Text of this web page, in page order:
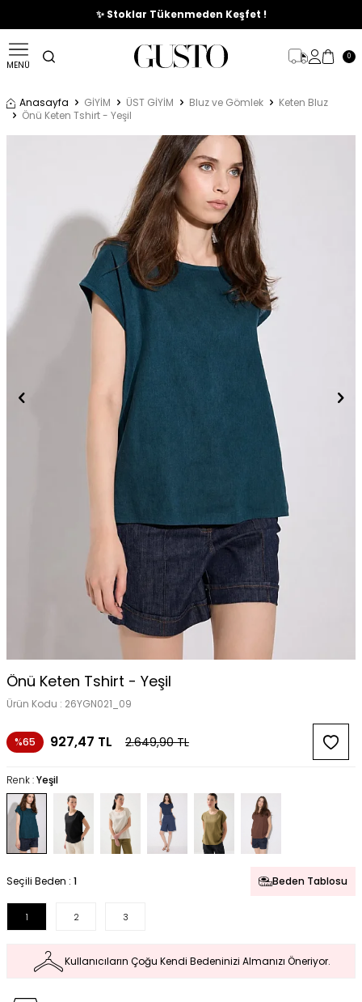
🎉%70'e Varan Büyük Yaz İndirim Başladı !
✨ Stoklar Tükenmeden Keşfet !
MENÜ
0
Anasayfa GİYİM ÜST GİYİM Bluz ve Gömlek
Keten Bluz
Önü Keten Tshirt - Yeşil
Önü Keten Tshirt - Yeşil
Ürün Kodu : 26YGN021_09
%65 927,47 TL 2.649,90TL
Renk :Yeşil
Seçili Beden : 1 Beden Tablosu
1 2 3
Kullanıcıların Çoğu Kendi Bedeninizi Almanızı Öneriyor.